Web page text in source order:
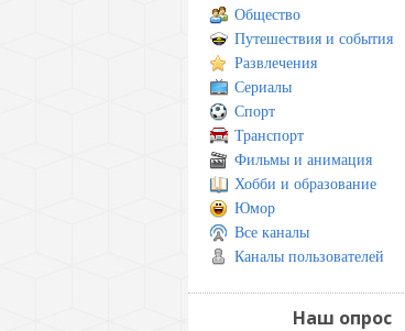
Общество
Путешествия и события
Развлечения
Сериалы
Спорт
Транспорт
Фильмы и анимация
Хобби и образование
Юмор
Все каналы
Каналы пользователей
Наш опрос